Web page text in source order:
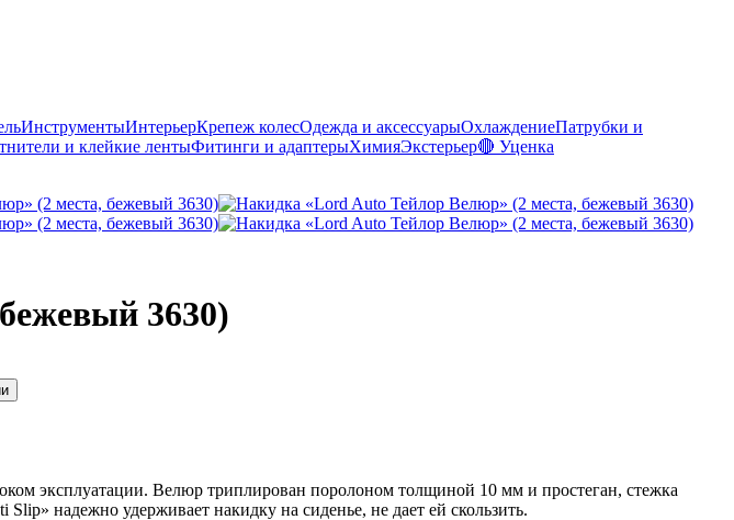
ИнструментыИнтерьерКрепеж колесОдежда и аксессуарыОхлаждениеПатрубки и
и клейкие лентыФитинги и адаптерыХимияЭкстерьер🔴 Уценка
3630)
эксплуатации. Велюр триплирован поролоном толщиной 10 мм и простеган, стежка
надежно удерживает накидку на сиденье, не дает ей скользить.